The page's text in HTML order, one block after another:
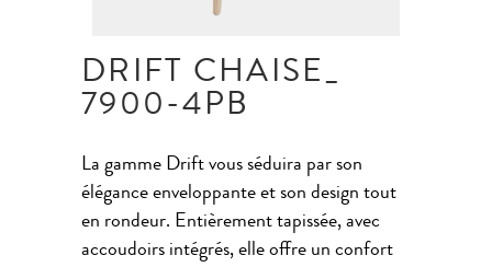
DRIFT CHAISE_
7900-4PB
La gamme Drift vous séduira par son
élégance enveloppante et son design tout
en rondeur. Entièrement tapissée, avec
accoudoirs intégrés, elle offre un confort